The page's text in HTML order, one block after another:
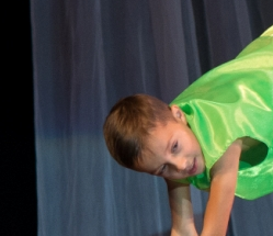
Коллективы Новости
ОТЧЕТЫ ГКЦ